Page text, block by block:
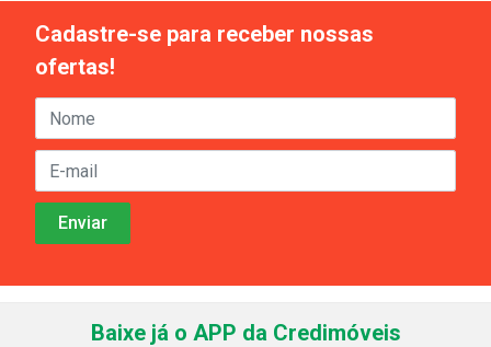
Cadastre-se para receber nossas
ofertas!
Baixe já o APP da Credimóveis